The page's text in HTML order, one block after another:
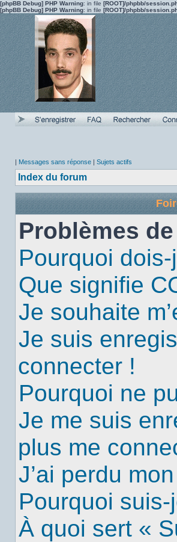
[phpBB Debug] PHP Warning: in file [ROOT]/phpbb/
[phpBB Debug] PHP Warning: in file [ROOT]/phpbb/
| Messages sans réponse | Sujets actifs
Index du forum
Problèmes
Pourquoi
Que signifie
Je souhaite
Je suis
connecter !
Pourquoi ne
Je me suis
plus me
J’ai perdu
Pourquoi
À quoi sert «